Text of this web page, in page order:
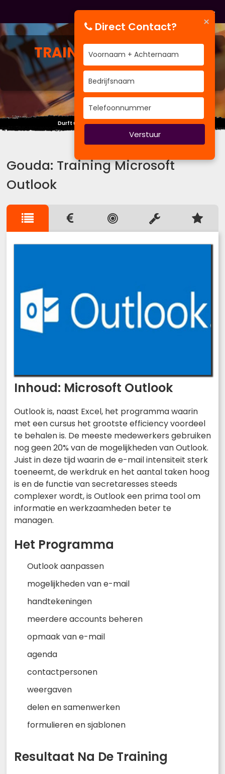
TRAININGMICROSOFT
OUTLOOK
Durft u zichzelf kwetsbaar op te stellen?
Gouda: Training Microsoft
Outlook
Inhoud: Microsoft Outlook
Outlook is, naast Excel, het programma waarin
met een cursus het grootste efficiency voordeel
te behalen is. De meeste medewerkers gebruiken
nog geen 20% van de mogelijkheden van Outlook.
Juist in deze tijd waarin de e-mail intensiteit sterk
toeneemt, de werkdruk en het aantal taken hoog
is en de functie van secretaresses steeds
complexer wordt, is Outlook een prima tool om
informatie en werkzaamheden beter te
managen.
Het Programma
Outlook aanpassen
mogelijkheden van e-mail
handtekeningen
meerdere accounts beheren
opmaak van e-mail
agenda
contactpersonen
weergaven
delen en samenwerken
formulieren en sjablonen
Resultaat Na De Training
×
Direct Contact?
Verstuur